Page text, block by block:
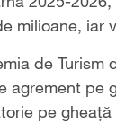
milioane, iar
de
agrement pe
pe